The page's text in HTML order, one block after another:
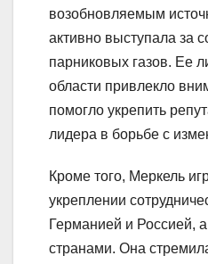
возобновляемым
активно выступала за
парниковых газов. Ее
области привлекло
помогло укрепить
лидера в борьбе с
Кроме того, Меркель
укреплении
Германией и Россией,
странами. Она